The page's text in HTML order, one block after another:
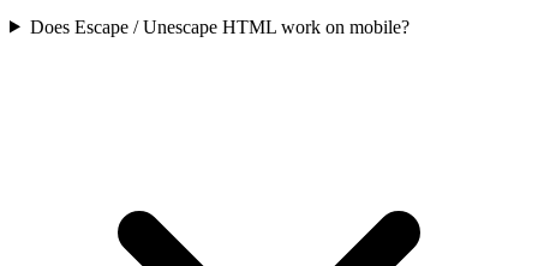
Does Escape / Unescape HTML work on mobile?